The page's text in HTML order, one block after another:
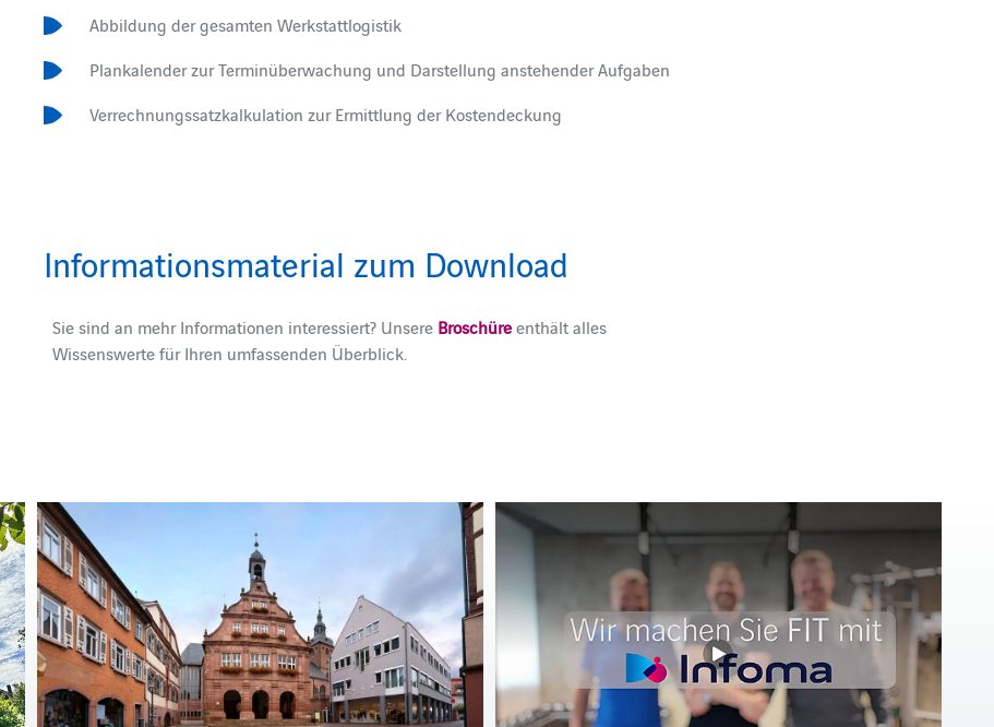
Abbildung der gesamten Werkstattlogistik
Plankalender zur Terminüberwachung und Darstellung anstehender Aufgaben
Verrechnungssatzkalkulation zur Ermittlung der Kostendeckung
Informationsmaterial zum Download
Sie sind an mehr Informationen interessiert? Unsere Broschüreenthält alles
Wissenswerte für Ihren umfassenden Überblick.